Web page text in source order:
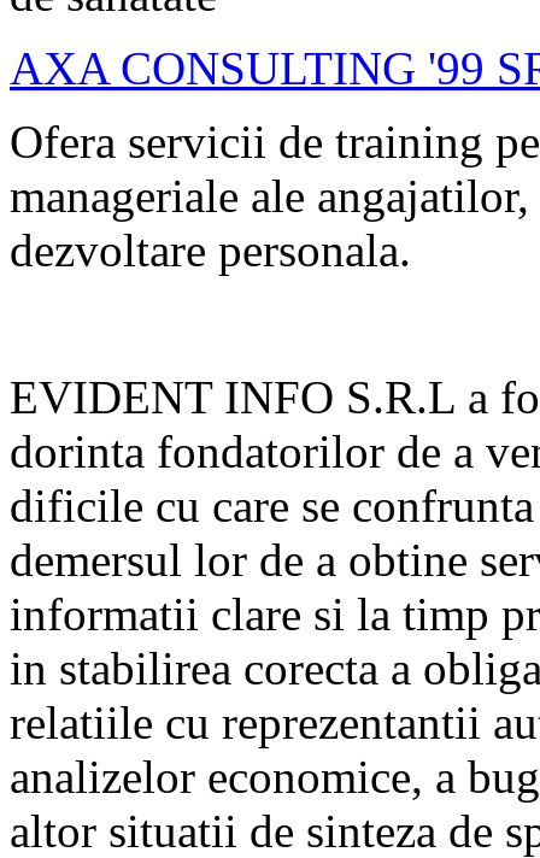
AXA CONSULTING '99
Ofera servicii de training
manageriale ale
dezvoltare personala.
EVIDENT INFO S.R.L a
dorinta fondatorilor de a
dificile cu care se
demersul lor de a obtine
informatii clare si la timp
in stabilirea corecta a
relatiile cu reprezentantii
analizelor economice, a
altor situatii de sinteza de